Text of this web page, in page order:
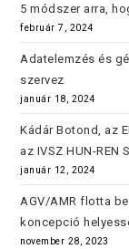
5 módszer arra,
február 7, 2024
Adatelemzés és
szervez
január 18, 2024
Kádár Botond, az
az IVSZ HUN-
január 12, 2024
AGV/AMR flotta
koncepció
november 28, 2023